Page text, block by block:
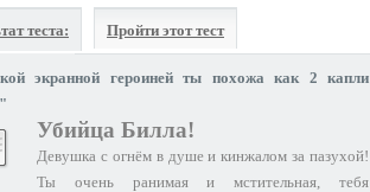
теста: Пройти этот тест
экранной героиней ты похожа как 2 капли
Убийца Билла!
Девушка с огнём в душе и кинжалом за пазухой!
Ты очень ранимая и мстительная, тебя